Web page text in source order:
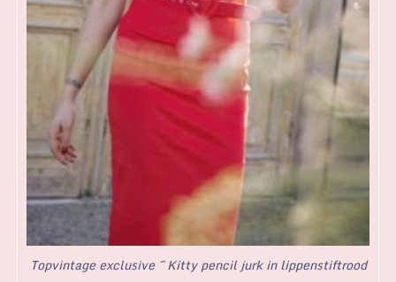
Topvintage exclusive ~ Kitty pencil jurk in lippenstiftrood